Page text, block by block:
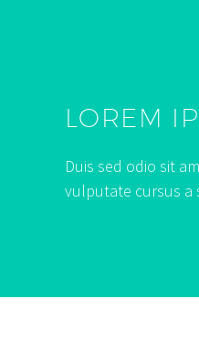
LOREM
Duis sed odio sit
vulputate cursus a